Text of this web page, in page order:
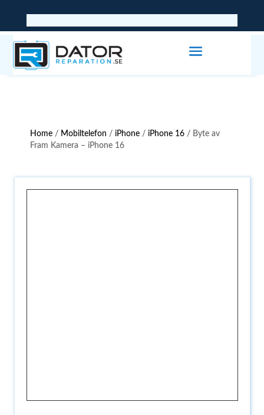
Home / Mobiltelefon / iPhone / iPhone 16 / Byte av
Fram Kamera – iPhone 16